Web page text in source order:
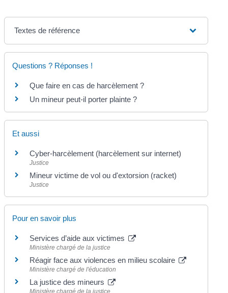
Textes de référence
Questions ? Réponses !
Que faire en cas de harcèlement ?
Un mineur peut-il porter plainte ?
Et aussi
Cyber-harcèlement (harcèlement sur internet)
Justice
Mineur victime de vol ou d'extorsion (racket)
Justice
Pour en savoir plus
Services d’aide aux victimes
Ministère chargé de la justice
Réagir face aux violences en milieu scolaire
Ministère chargé de l'éducation
La justice des mineurs
Ministère chargé de la justice